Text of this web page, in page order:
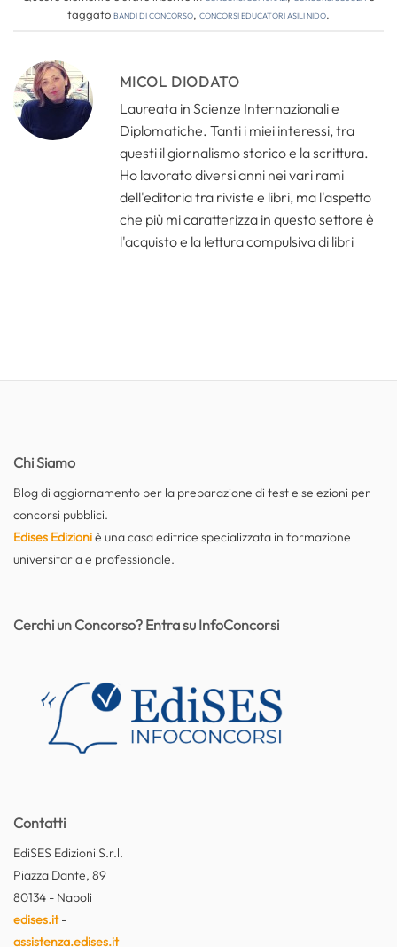
taggatobandi di concorso, concorsi educatori asili nido.
MICOL DIODATO
Laureata in Scienze Internazionali e
Diplomatiche. Tanti i miei interessi, tra
questi il giornalismo storico e la scrittura.
Ho lavorato diversi anni nei vari rami
dell'editoria tra riviste e libri, ma l'aspetto
che più mi caratterizza in questo settore è
l'acquisto e la lettura compulsiva di libri
Chi Siamo
Blog di aggiornamento per la preparazione di test e selezioni per
concorsi pubblici.
Edises Edizioniè una casa editrice specializzata in formazione
universitaria e professionale.
Contatti
EdiSES Edizioni S.r.l.
Piazza Dante, 89
80134 - Napoli
edises.it-
assistenza.edises.it
Cerchi un Concorso? Entra su InfoConcorsi